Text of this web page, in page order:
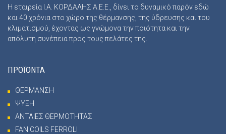
Η εταιρεία Ι.Α. ΚΟΡΔΑΛΗΣ Α.Ε.Ε., δίνει το δυναμικό παρόν εδώ
και 40 χρόνια στο χώρο της θέρμανσης, της ύδρευσης και του
κλιματισμού, έχοντας ως γνώμονα την ποιότητα και την
απόλυτη συνέπεια προς τους πελάτες της.
ΠΡΟΪΟΝΤΑ
ΘΕΡΜΑΝΣΗ
ΨΥΞΗ
ΑΝΤΛΙΕΣ ΘΕΡΜΟΤΗΤΑΣ
FAN COILS FERROLI